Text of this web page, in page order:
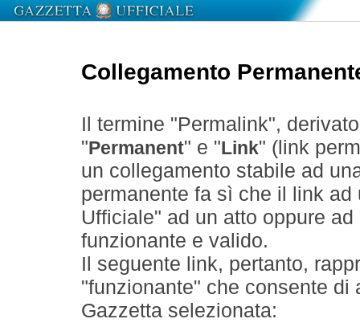
Collegamento
Il termine "Permalink",
" Permanent" e " Link" (link
un collegamento stabile ad
permanente fa sì che il link
Ufficiale" ad un atto oppure
funzionante e valido.
Il seguente link, pertanto,
"funzionante" che consente
Gazzetta selezionata: